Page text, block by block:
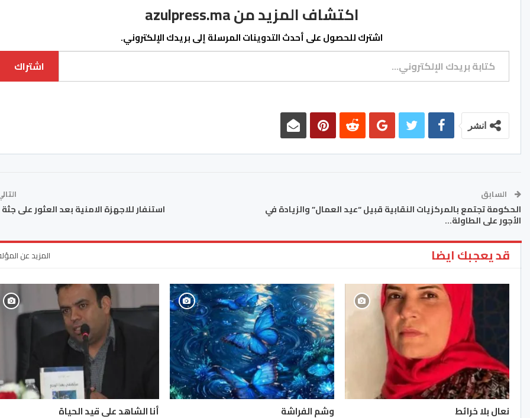
اكتشاف المزيد من azulpress.ma
اشترك للحصول على أحدث التدوينات المرسلة إلى بريدك الإلكتروني.
كتابة بريدك الإلكتروني...
اشتراك
انشر
السابق
الحكومة تجتمع بالمركزيات النقابية قبيل “عيد العمال” والزيادة في
الأجور على الطاولة…
استنفار للاجهزة الامنية بعد العثور على
قد يعجبك ايضا المزيد عن
نعال بلا خرائط وشم الفراشة أنا الشاهد على قيد الحياة